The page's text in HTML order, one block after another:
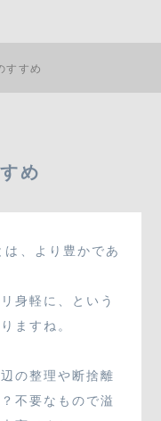
すめ
め
、より豊かであ
身軽に、という
ますね。
の整理や断捨離
不要なもので溢